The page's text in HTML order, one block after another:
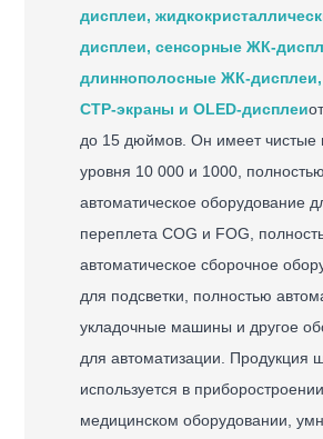
дисплеи,
дисплеи, сенсорные ЖК-
длиннополосные ЖК-
CTP-экраны и OLED-дисплеи
до 15 дюймов. Он имеет чистые
уровня 10 000 и 1000, полностью
автоматическое оборудование
переплета COG и FOG,
автоматическое сборочное
для подсветки, полностью
укладочные машины и другое
для автоматизации. Продукция
используется в приборостроении,
медицинском оборудовании,